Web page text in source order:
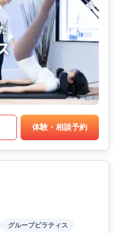
体験・相談予約
グループピラティス